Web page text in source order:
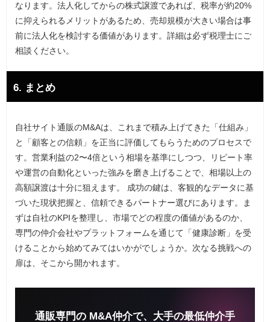
なります。法人化してからの株式譲渡であれば、税率が約20%
に抑えられるメリットがあるため、売却規模が大きい場合は事
前に法人化を検討する価値があります。詳細は必ず税理士にご
相談ください。
6. まとめ
自社サイト通販のM&Aは、これまで積み上げてきた「仕組み」
と「顧客との信頼」を正当に評価してもらうためのプロセスで
す。営業利益の2〜4倍という相場を基準にしつつ、リピート率
や運営の自動化といった強みを磨き上げることで、相場以上の
高額譲渡は十分に狙えます。 成功の鍵は、客観的なデータに基
づいた現状把握と、信頼できるパートナー選びにあります。ま
ずは自社のKPIを整理し、市場でどの程度の価値があるのか、
専門の仲介会社やプラットフォームを通じて「健康診断」を受
けることから始めてみてはいかがでしょうか。次なる挑戦への
扉は、そこから開かれます。
通販専門の M&A仲介で、大手の最低仲介手